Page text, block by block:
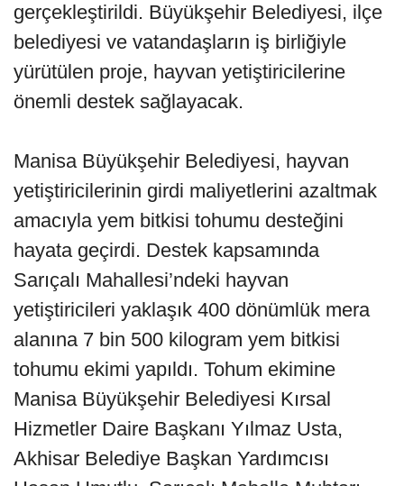
gerçekleştirildi. Büyükşehir Belediyesi, ilçe
belediyesi ve vatandaşların iş birliğiyle
yürütülen proje, hayvan yetiştiricilerine
önemli destek sağlayacak.
Manisa Büyükşehir Belediyesi, hayvan
yetiştiricilerinin girdi maliyetlerini azaltmak
amacıyla yem bitkisi tohumu desteğini
hayata geçirdi. Destek kapsamında
Sarıçalı Mahallesi’ndeki hayvan
yetiştiricileri yaklaşık 400 dönümlük mera
alanına 7 bin 500 kilogram yem bitkisi
tohumu ekimi yapıldı. Tohum ekimine
Manisa Büyükşehir Belediyesi Kırsal
Hizmetler Daire Başkanı Yılmaz Usta,
Akhisar Belediye Başkan Yardımcısı